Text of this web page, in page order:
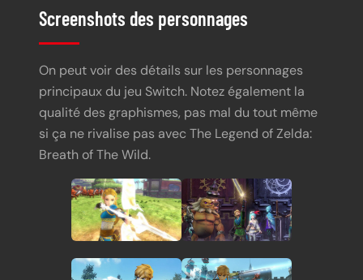
Screenshots des personnages
On peut voir des détails sur les personnages
principaux du jeu Switch. Notez également la
qualité des graphismes, pas mal du tout même
si ça ne rivalise pas avec The Legend of Zelda:
Breath of The Wild.